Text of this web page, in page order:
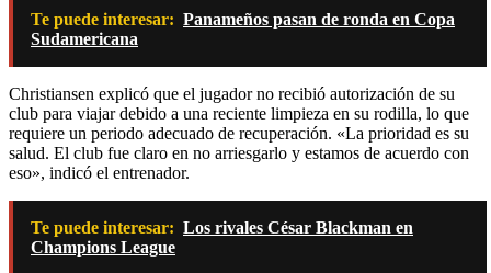
Te puede interesar: Panameños pasan de ronda en Copa
Sudamericana
Christiansen explicó que el jugador no recibió autorización de su
club para viajar debido a una reciente limpieza en su rodilla, lo que
requiere un periodo adecuado de recuperación. «La prioridad es su
salud. El club fue claro en no arriesgarlo y estamos de acuerdo con
eso», indicó el entrenador.
Te puede interesar: Los rivales César Blackman en
Champions League